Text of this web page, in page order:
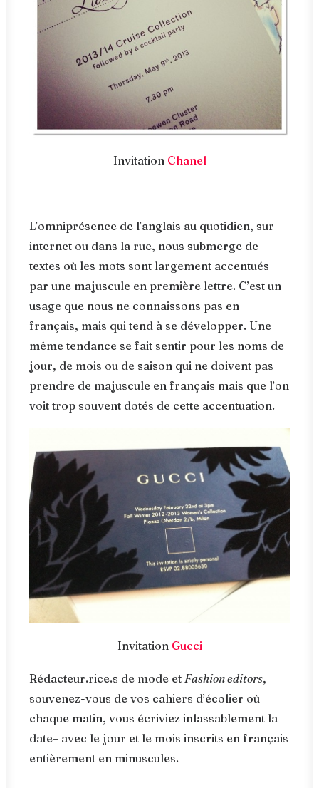
Invitation Chanel
L’omniprésence de l’anglais au quotidien, sur
internet ou dans la rue, nous submerge de
textes où les mots sont largement accentués
par une majuscule en première lettre. C’est un
usage que nous ne connaissons pas en
français, mais qui tend à se développer. Une
même tendance se fait sentir pour les noms de
jour, de mois ou de saison qui ne doivent pas
prendre de majuscule en français mais que l’on
voit trop souvent dotés de cette accentuation.
Invitation Gucci
Rédacteur.rice.s de mode et Fashion editors,
souvenez-vous de vos cahiers d’écolier où
chaque matin, vous écriviez inlassablement la
date– avec le jour et le mois inscrits en français
entièrement en minuscules.